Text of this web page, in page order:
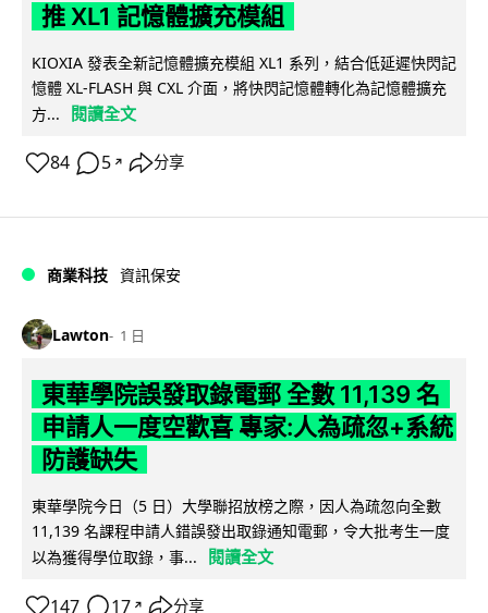
推 XL1 記憶體擴充模組
KIOXIA 發表全新記憶體擴充模組 XL1 系列，結合低延遲快閃記
憶體 XL-FLASH 與 CXL 介面，將快閃記憶體轉化為記憶體擴充
方...
閱讀全文
84 5 ↗ 分享
商業科技 資訊保安
Lawton 1 日
東華學院誤發取錄電郵 全數 11,139 名
申請人一度空歡喜 專家:人為疏忽+系統
防護缺失
東華學院今日（5 日）大學聯招放榜之際，因人為疏忽向全數
11,139 名課程申請人錯誤發出取錄通知電郵，令大批考生一度
以為獲得學位取錄，事...
閱讀全文
147 17 ↗ 分享